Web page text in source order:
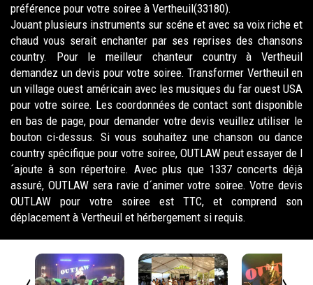
préférence pour votre soiree à Vertheuil(33180).
Jouant plusieurs instruments sur scéne et avec sa voix riche et
chaud vous serait enchanter par ses reprises des chansons
country. Pour le meilleur chanteur country à Vertheuil
demandez un devis pour votre soiree. Transformer Vertheuil en
un village ouest américain avec les musiques du far ouest USA
pour votre soiree. Les coordonnées de contact sont disponible
en bas de page, pour demander votre devis veuillez utiliser le
bouton ci-dessus. Si vous souhaitez une chanson ou dance
country spécifique pour votre soiree, OUTLAW peut essayer de l
´ajoute à son répertoire. Avec plus que 1337 concerts déjà
assuré, OUTLAW sera ravie d´animer votre soiree. Votre devis
OUTLAW pour votre soiree est TTC, et comprend son
déplacement à Vertheuil et hérbergement si requis.